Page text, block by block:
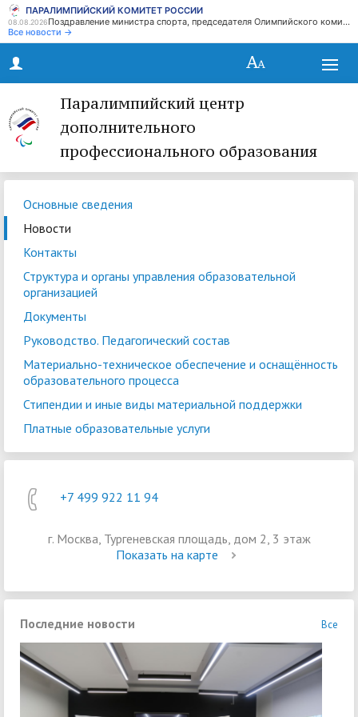
ПАРАЛИМПИЙСКИЙ КОМИТЕТ РОССИИ
08.08.2026
Поздравление министра спорта, председателя Олимпийского комитета России М.В. Дегтярева с Днем физкультурника
Все новости →
Паралимпийский центр
дополнительного
профессионального образования
Основные сведения
Новости
Контакты
Структура и органы управления образовательной
организацией
Документы
Руководство. Педагогический состав
Материально-техническое обеспечение и оснащённость
образовательного процесса
Стипендии и иные виды материальной поддержки
Платные образовательные услуги
+7 499 922 11 94
г. Москва, Тургеневская площадь, дом 2, 3 этаж
Показать на карте
Последние новости Все